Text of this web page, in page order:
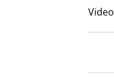
Video